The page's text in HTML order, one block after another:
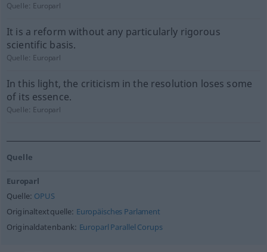
Quelle: Europarl
It is a reform without any particularly rigorous
scientific basis.
Quelle: Europarl
In this light, the criticism in the resolution loses some
of its essence.
Quelle: Europarl
Quelle
Europarl
Quelle: OPUS
Originaltextquelle: Europäisches Parlament
Originaldatenbank: Europarl Parallel Corups